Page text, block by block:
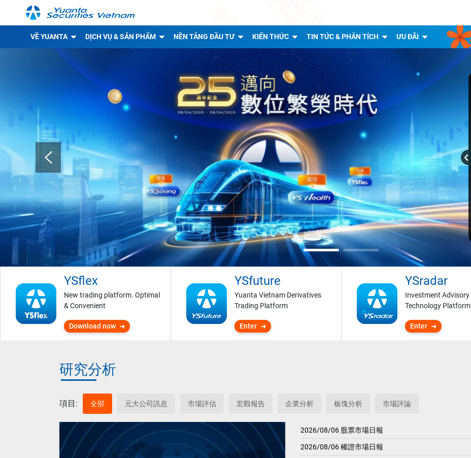
VỀ YUANTA DỊCH VỤ & SẢN PHẨM NỀN TẢNG ĐẦU TƯ KIẾN THỨC TIN TỨC & PHÂN TÍCH ƯU ĐÃI
YSflex
New trading platform. Optimal
& Convenient
Download now
YSfuture
Yuanta Vietnam Derivatives
Trading Platform
Enter
YSradar
Investment Advisory
Technology Platform
Enter
研究分析
項目: 全部 元大公司訊息 市場評估 宏觀報告 企業分析 板塊分析 市場評論
2026/08/06 股票市場日報
2026/08/06 權證市場日報